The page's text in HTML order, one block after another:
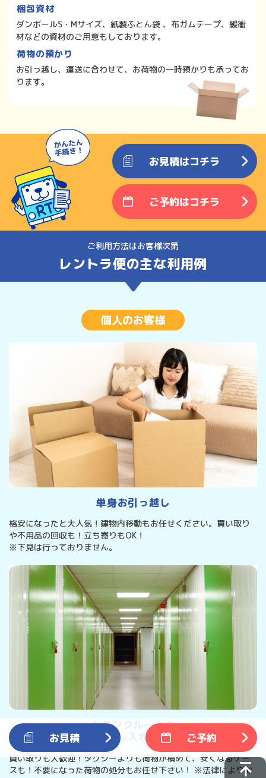
お見積 ご予約
梱包資材
ダンボールS・Mサイズ、紙製ふとん袋 、布ガムテープ、緩衝
材などの資材のご用意もしております。
荷物の預かり
お引っ越し、運送に合わせて、お荷物の一時預かりも承ってお
ります。
お見積はコチラ
ご予約はコチラ
ご利用方法はお客様次第
レントラ便の主な利用例
個人のお客様
単身お引っ越し
格安になったと大人気！建物内移動もお任せください。買い取り
や不用品の回収も！立ち寄りもOK！
※下見は行っておりません。
トランクルームの
出し入れに
買い取りも大歓迎！タクシーよりも荷物が積めて、安くなるケー
スも！不要になった荷物の処分もお任せ下さい！ ※法律によりお